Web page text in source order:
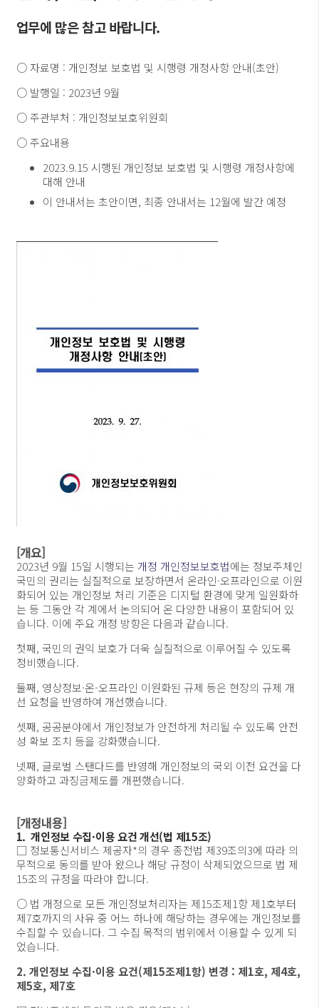
업무에 많은 참고 바랍니다.
○ 자료명 : 개인정보 보호법 및 시행령 개정사항 안내(초안)
○ 발행일 : 2023년 9월
○ 주관부처 : 개인정보보호위원회
○ 주요내용
2023.9.15 시행된 개인정보 보호법 및 시행령 개정사항에
대해 안내
이 안내서는 초안이면, 최종 안내서는 12월에 발간 예정
[개요]
2023년 9월 15일 시행되는 개정 개인정보보호법에는 정보주체인
국민의 권리는 실질적으로 보장하면서 온라인·오프라인으로 이원
화되어 있는 개인정보 처리 기준은 디지털 환경에 맞게 일원화하
는 등 그동안 각 계에서 논의되어 온 다양한 내용이 포함되어 있
습니다. 이에 주요 개정 방향은 다음과 같습니다.
첫째, 국민의 권익 보호가 더욱 실질적으로 이루어질 수 있도록
정비했습니다.
둘째, 영상정보·온-오프라인 이원화된 규제 등은 현장의 규제 개
선 요청을 반영하여 개선했습니다.
셋째, 공공분야에서 개인정보가 안전하게 처리될 수 있도록 안전
성 확보 조치 등을 강화했습니다.
넷째, 글로벌 스탠다드를 반영해 개인정보의 국외 이전 요건을 다
양화하고 과징금제도를 개편했습니다.
[개정내용]
1. 개인정보 수집·이용 요건 개선(법 제15조)
□ 정보통신서비스 제공자*의 경우 종전법 제39조의3에 따라 의
무적으로 동의를 받아 왔으나 해당 규정이 삭제되었으므로 법 제
15조의 규정을 따라야 합니다.
○ 법 개정으로 모든 개인정보처리자는 제15조제1항 제1호부터
제7호까지의 사유 중 어느 하나에 해당하는 경우에는 개인정보를
수집할 수 있습니다. 그 수집 목적의 범위에서 이용할 수 있게 되
었습니다.
2. 개인정보 수집·이용 요건(제15조제1항) 변경 : 제1호, 제4호,
제5호, 제7호